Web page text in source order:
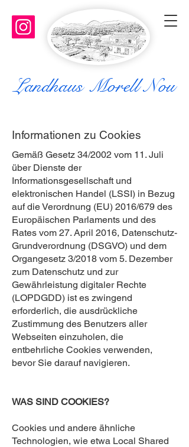
Landhaus Morell Nou
Informationen zu Cookies
Gemäß Gesetz 34/2002 vom 11. Juli
über Dienste der
Informationsgesellschaft und
elektronischen Handel (LSSI) in Bezug
auf die Verordnung (EU) 2016/679 des
Europäischen Parlaments und des
Rates vom 27. April 2016, Datenschutz-
Grundverordnung (DSGVO) und dem
Organgesetz 3/2018 vom 5. Dezember
zum Datenschutz und zur
Gewährleistung digitaler Rechte
(LOPDGDD) ist es zwingend
erforderlich, die ausdrückliche
Zustimmung des Benutzers aller
Webseiten einzuholen, die
entbehrliche Cookies verwenden,
bevor Sie darauf navigieren.
WAS SIND COOKIES?
Cookies und andere ähnliche
Technologien, wie etwa Local Shared